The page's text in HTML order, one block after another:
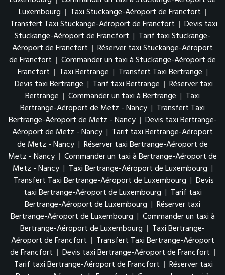
Luxembourg | Taxi Stuckange-Aéroport de Francfort |
Transfert Taxi Stuckange-Aéroport de Francfort | Devis taxi
Stuckange-Aéroport de Francfort | Tarif taxi Stuckange-
Aéroport de Francfort | Réserver taxi Stuckange-Aéroport
de Francfort | Commander un taxi à Stuckange-Aéroport de
Francfort | Taxi Bertrange | Transfert Taxi Bertrange |
Devis taxi Bertrange | Tarif taxi Bertrange | Réserver taxi
Bertrange | Commander un taxi à Bertrange | Taxi
Bertrange-Aéroport de Metz - Nancy | Transfert Taxi
Bertrange-Aéroport de Metz - Nancy | Devis taxi Bertrange-
Aéroport de Metz - Nancy | Tarif taxi Bertrange-Aéroport
de Metz - Nancy | Réserver taxi Bertrange-Aéroport de
Metz - Nancy | Commander un taxi à Bertrange-Aéroport de
Metz - Nancy | Taxi Bertrange-Aéroport de Luxembourg |
Transfert Taxi Bertrange-Aéroport de Luxembourg | Devis
taxi Bertrange-Aéroport de Luxembourg | Tarif taxi
Bertrange-Aéroport de Luxembourg | Réserver taxi
Bertrange-Aéroport de Luxembourg | Commander un taxi à
Bertrange-Aéroport de Luxembourg | Taxi Bertrange-
Aéroport de Francfort | Transfert Taxi Bertrange-Aéroport
de Francfort | Devis taxi Bertrange-Aéroport de Francfort |
Tarif taxi Bertrange-Aéroport de Francfort | Réserver taxi